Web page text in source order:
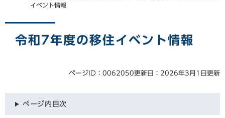
イベント情報
令和7年度の移住イベント情報
ページID：0062050更新日：2026年3月1日更新
ページ内目次